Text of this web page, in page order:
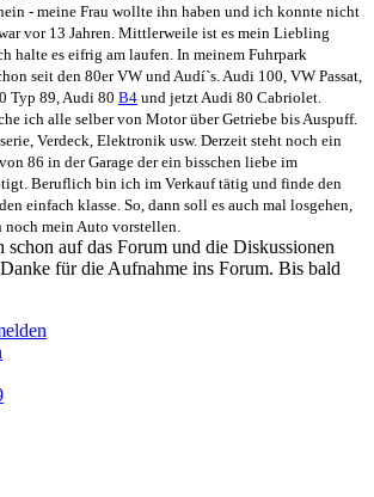
- meine Frau wollte ihn haben und ich konnte nicht
vor 13 Jahren. Mittlerweile ist es mein Liebling
halte es eifrig am laufen. In meinem Fuhrpark
seit den 80er VW und Audí`s. Audi 100, VW Passat,
Typ 89, Audi 80 B4 und jetzt Audi 80 Cabriolet.
ich alle selber von Motor über Getriebe bis Auspuff.
Verdeck, Elektronik usw. Derzeit steht noch ein
86 in der Garage der ein bisschen liebe im
Beruflich bin ich im Verkauf tätig und finde den
einfach klasse. So, dann soll es auch mal losgehen,
noch mein Auto vorstellen.
schon auf das Forum und die Diskussionen
für die Aufnahme ins Forum. Bis bald